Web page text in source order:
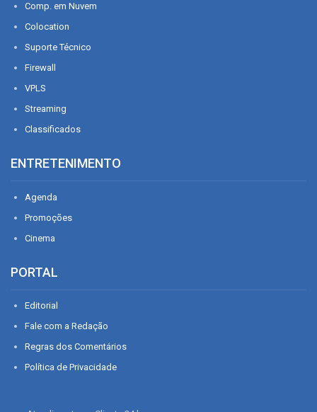
Comp. em Nuvem
Colocation
Suporte Técnico
Firewall
VPLS
Streaming
Classificados
ENTRETENIMENTO
Agenda
Promoções
Cinema
PORTAL
Editorial
Fale com a Redação
Regras dos Comentários
Política de Privacidade